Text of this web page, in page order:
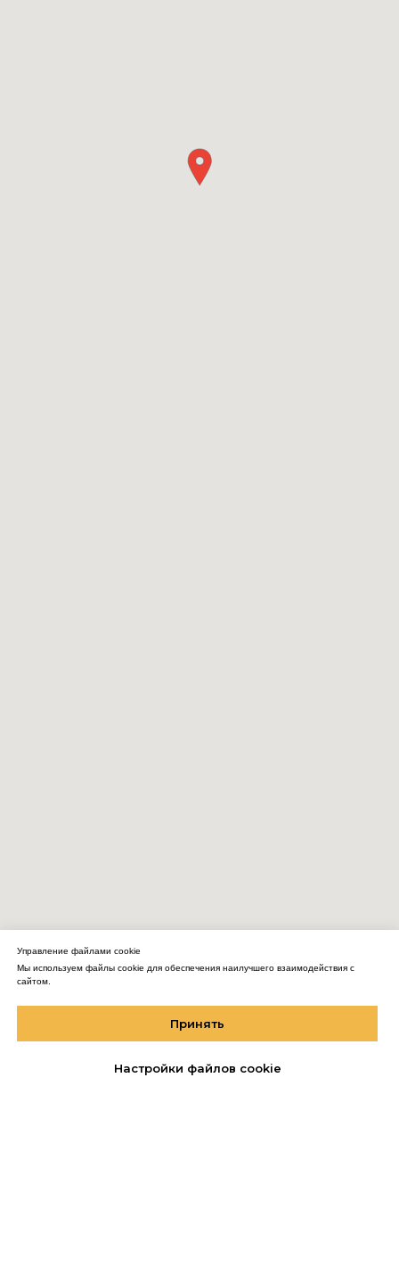
Мы использует Cookie для улучшения работы сайта.
Вы соглашаетесь на обработку персональных данных через «Яндекс.
Метрику»
Хорошо, понятно.
Управление файлами cookie
Мы используем файлы cookie для обеспечения наилучшего взаимодействия с
сайтом.
Принять
Настройки файлов cookie